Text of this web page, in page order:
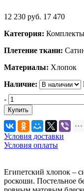
12 230 руб. 17 470
Категория: Комплекты
Плетение ткани:
Материалы: Хлопок
Наличие:
-
Купить
Условия доставки
Условия оплаты
Египетский хлопок –
роскоши. Постельное